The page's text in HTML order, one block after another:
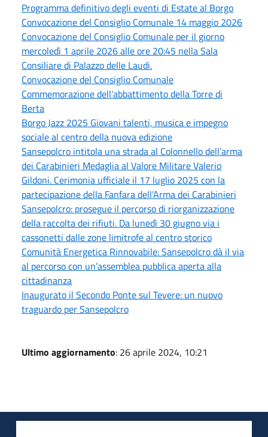
Programma definitivo degli eventi di Estate al Borgo
Convocazione del Consiglio Comunale 14 maggio 2026
Convocazione del Consiglio Comunale per il giorno
mercoledì 1 aprile 2026 alle ore 20:45 nella Sala
Consiliare di Palazzo delle Laudi.
Convocazione del Consiglio Comunale
Commemorazione dell'abbattimento della Torre di
Berta
Borgo Jazz 2025 Giovani talenti, musica e impegno
sociale al centro della nuova edizione
Sansepolcro intitola una strada al Colonnello dell’arma
dei Carabinieri Medaglia al Valore Militare Valerio
Gildoni. Cerimonia ufficiale il 17 luglio 2025 con la
partecipazione della Fanfara dell’Arma dei Carabinieri
Sansepolcro: prosegue il percorso di riorganizzazione
della raccolta dei rifiuti. Da lunedì 30 giugno via i
cassonetti dalle zone limitrofe al centro storico
Comunità Energetica Rinnovabile: Sansepolcro dà il via
al percorso con un’assemblea pubblica aperta alla
cittadinanza
Inaugurato il Secondo Ponte sul Tevere: un nuovo
traguardo per Sansepolcro
Ultimo aggiornamento: 26 aprile 2024, 10:21